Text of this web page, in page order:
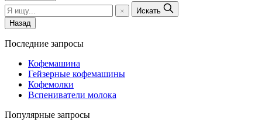
Искать
Назад
Последние запросы
Кофемашина
Гейзерные кофемашины
Кофемолки
Вспениватели молока
Популярные запросы